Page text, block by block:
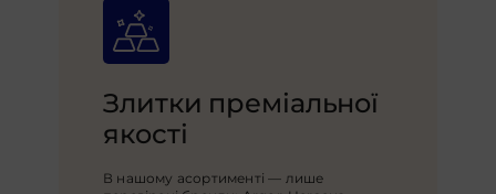
Злитки преміальної
якості
В нашому асортименті — лише